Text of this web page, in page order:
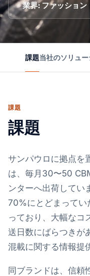
業界: ファッション
課題当社のソリュ
課題
課題
サンパウロに拠点を
は、毎月30〜50
ンターへ出荷してい
70%にとどまってい
っており、大幅なコ
送日数にばらつきが
混載に関する情報提
同ブランドは、信頼